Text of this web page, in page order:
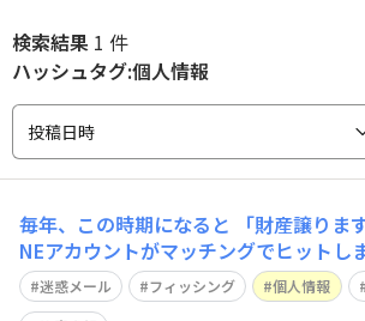
検索結果 1 件
ハッシュタグ:個人情報
投稿日時
毎年、この時期になると 「財産譲りま
NEアカウントがマッチングでヒット
○(有名芸能人名)なんだけど、…」 とい
ぜかよく飛んできます。💣️ その度に迷惑メール報告と削
迷惑メール フィッシング 個人情報